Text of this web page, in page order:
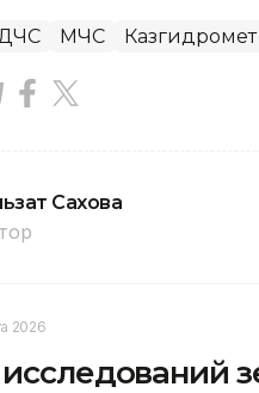
МЧС Казгидромет
Сахова
2026